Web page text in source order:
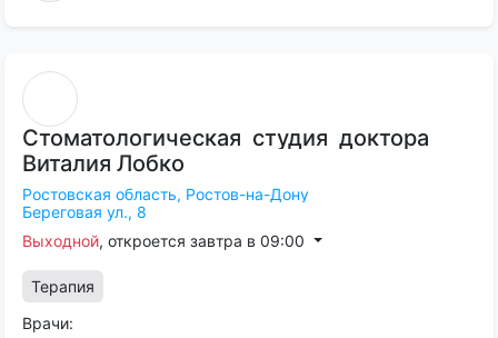
Cтоматологическая студия доктора
Виталия Лобко
Ростовская область, Ростов-на-Дону
Береговая ул., 8
Выходной, откроется завтра в 09:00
Терапия
Врачи: